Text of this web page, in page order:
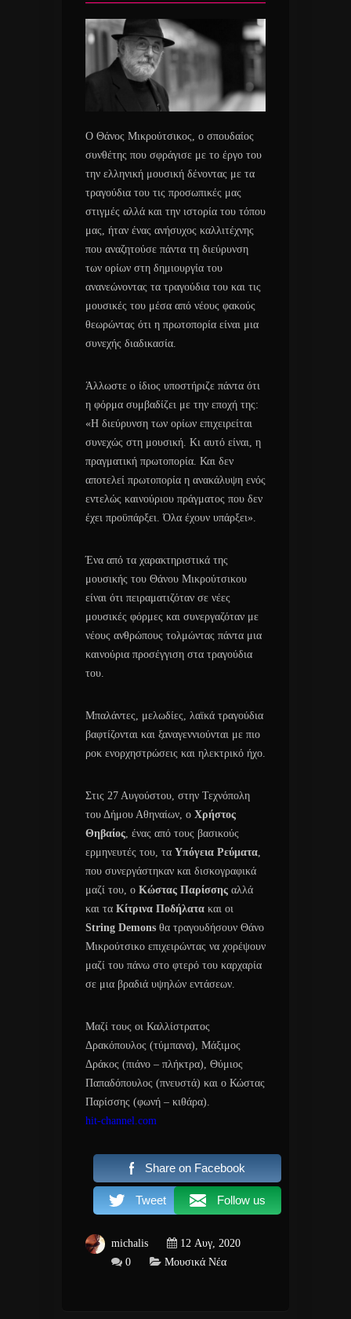
Ο Θάνος Μικρούτσικος, ο σπουδαίος
συνθέτης που σφράγισε με το έργο του
την ελληνική μουσική δένοντας με τα
τραγούδια του τις προσωπικές μας
στιγμές αλλά και την ιστορία του τόπου
μας, ήταν ένας ανήσυχος καλλιτέχνης
που αναζητούσε πάντα τη διεύρυνση
των ορίων στη δημιουργία του
ανανεώνοντας τα τραγούδια του και τις
μουσικές του μέσα από νέους φακούς
θεωρώντας ότι η πρωτοπορία είναι μια
συνεχής διαδικασία.
Άλλωστε ο ίδιος υποστήριζε πάντα ότι
η φόρμα συμβαδίζει με την εποχή της:
«Η διεύρυνση των ορίων επιχειρείται
συνεχώς στη μουσική. Κι αυτό είναι, η
πραγματική πρωτοπορία. Και δεν
αποτελεί πρωτοπορία η ανακάλυψη ενός
εντελώς καινούριου πράγματος που δεν
έχει προϋπάρξει. Όλα έχουν υπάρξει».
Ένα από τα χαρακτηριστικά της
μουσικής του Θάνου Μικρούτσικου
είναι ότι πειραματιζόταν σε νέες
μουσικές φόρμες και συνεργαζόταν με
νέους ανθρώπους τολμώντας πάντα μια
καινούρια προσέγγιση στα τραγούδια
του.
Μπαλάντες, μελωδίες, λαϊκά τραγούδια
βαφτίζονται και ξαναγεννιούνται με πιο
ροκ ενορχηστρώσεις και ηλεκτρικό ήχο.
Στις 27 Αυγούστου, στην Τεχνόπολη
του Δήμου Αθηναίων, ο Χρήστος
Θηβαίος , ένας από τους βασικούς
ερμηνευτές του, τα Υπόγεια Ρεύματα
που συνεργάστηκαν και δισκογραφικά
μαζί του, ο Κώστας Παρίσσης αλλά
και τα Κίτρινα Ποδήλατα και οι
String Demons θα τραγουδήσουν Θάνο
Μικρούτσικο επιχειρώντας να χορέψουν
μαζί του πάνω στο φτερό του καρχαρία
σε μια βραδιά υψηλών εντάσεων.
Μαζί τους οι Καλλίστρατος
Δρακόπουλος (τύμπανα), Μάξιμος
Δράκος (πιάνο – πλήκτρα), Θύμιος
Παπαδόπουλος (πνευστά) και ο Κώστας
Παρίσσης (φωνή – κιθάρα).
hit-channel.com
Share on Facebook
Tweet Follow us
michalis
12 Αυγ, 2020
0
Μουσικά Νέα